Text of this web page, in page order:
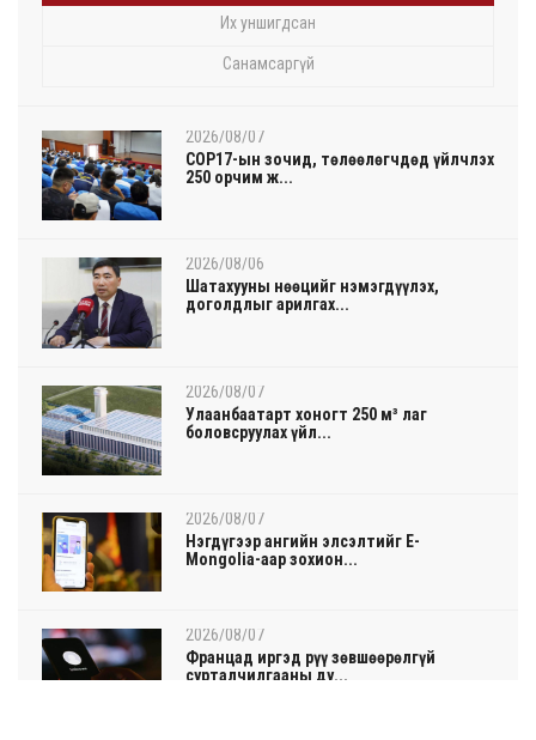
Их уншигдсан
Санамсаргүй
2026/08/07
COP17-ын зочид, төлөөлөгчдөд үйлчлэх
250 орчим ж...
2026/08/06
Шатахууны нөөцийг нэмэгдүүлэх,
доголдлыг арилгах...
2026/08/07
Улаанбаатарт хоногт 250 м³ лаг
боловсруулах үйл...
2026/08/07
Нэгдүгээр ангийн элсэлтийг E-
Mongolia-аар зохион...
2026/08/07
Францад иргэд рүү зөвшөөрөлгүй
сурталчилгааны ду...